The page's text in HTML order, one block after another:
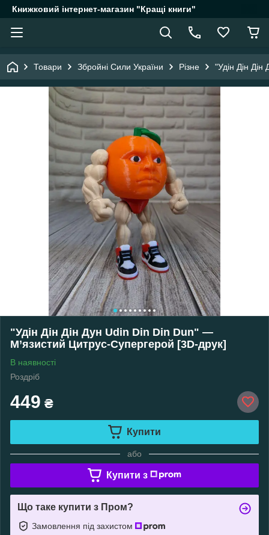
Книжковий інтернет-магазин "Кращі книги"
Товари Збройні Сили України Різне "Удін Дін
"Удін Дін Дін Дун Udin Din Din Dun" —
М’язистий Цитрус-Супергерой [3D-друк]
В наявності
Роздріб
449 ₴
Купити
або
Купити з
Що таке купити з Пром?
Замовлення під захистом